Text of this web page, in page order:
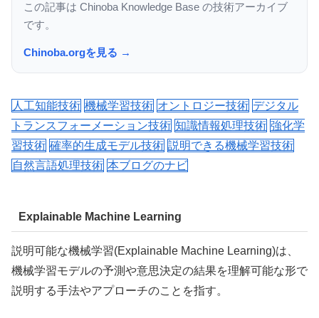
この記事は Chinoba Knowledge Base の技術アーカイブ
です。
Chinoba.orgを見る →
人工知能技術 機械学習技術 オントロジー技術 デジタル
トランスフォーメーション技術 知識情報処理技術 強化学
習技術 確率的生成モデル技術 説明できる機械学習技術
自然言語処理技術 本ブログのナビ
Explainable Machine Learning
説明可能な機械学習(Explainable Machine Learning)は、
機械学習モデルの予測や意思決定の結果を理解可能な形で
説明する手法やアプローチのことを指す。